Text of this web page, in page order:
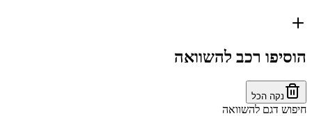
הוסיפו רכב להשוואה
נקה הכל
חיפוש דגם להשוואה